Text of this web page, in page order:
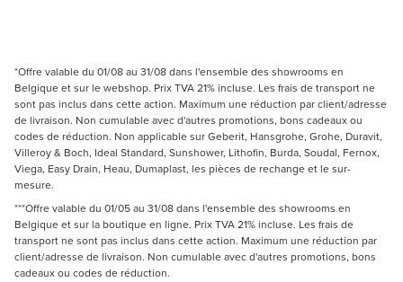
*Offre valable du 01/08 au 31/08 dans l'ensemble des showrooms en
Belgique et sur le webshop. Prix TVA 21% incluse. Les frais de transport ne
sont pas inclus dans cette action. Maximum une réduction par client/adresse
de livraison. Non cumulable avec d'autres promotions, bons cadeaux ou
codes de réduction. Non applicable sur Geberit, Hansgrohe, Grohe, Duravit,
Villeroy & Boch, Ideal Standard, Sunshower, Lithofin, Burda, Soudal, Fernox,
Viega, Easy Drain, Heau, Dumaplast, les pièces de rechange et le sur-
mesure.
***Offre valable du 01/05 au 31/08 dans l'ensemble des showrooms en
Belgique et sur la boutique en ligne. Prix TVA 21% incluse. Les frais de
transport ne sont pas inclus dans cette action. Maximum une réduction par
client/adresse de livraison. Non cumulable avec d'autres promotions, bons
cadeaux ou codes de réduction.